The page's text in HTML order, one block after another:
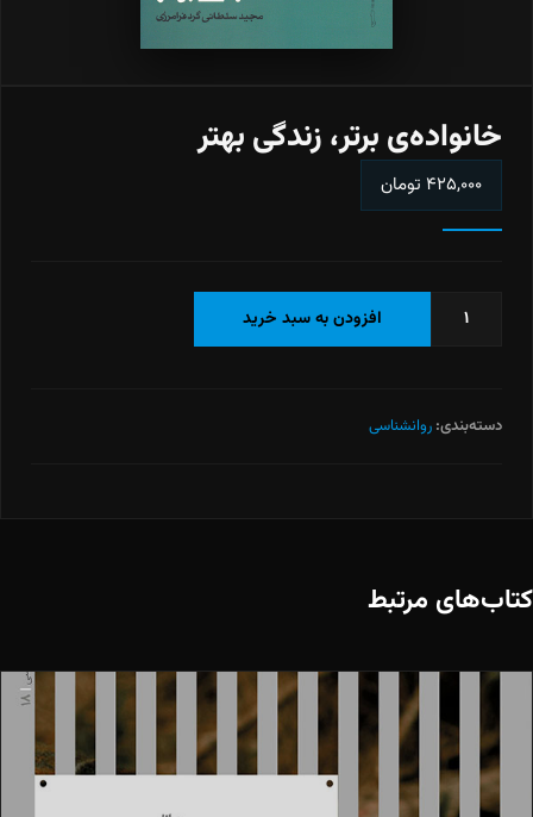
خانواده‌ی برتر، زندگی بهتر
۴۲۵,۰۰۰ تومان
خانواده‌ی
عدد
افزودن به سبد خرید
دسته‌بندی: روانشناسی
کتاب‌های مرتبط